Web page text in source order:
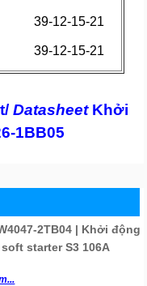
39-12-15-21
39-12-15-21
DatasheetKhởi
1BB05
2TB04 | Khởi động
soft starter S3 106A